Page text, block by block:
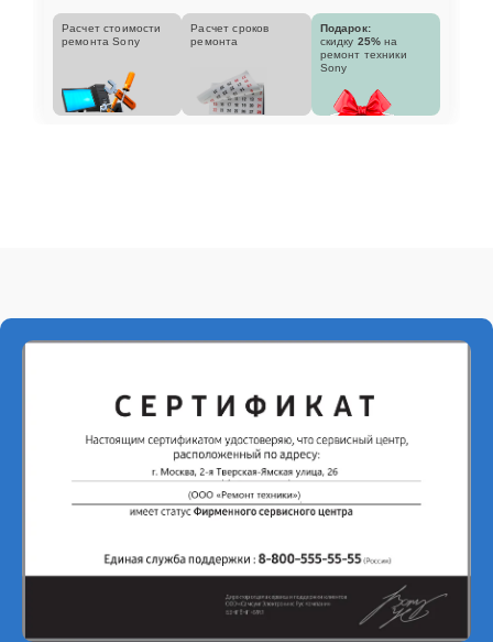
Расчет стоимости
ремонта Sony
Расчет сроков
ремонта
Подарок:
скидку 25% на
ремонт техники
Sony